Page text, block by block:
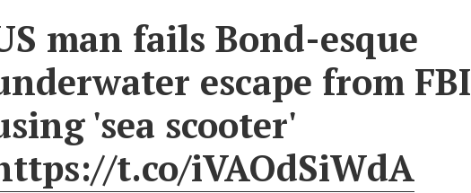
man fails Bond-esque
escape from FBI
'sea scooter'
t.co/iVAOdSiWdA